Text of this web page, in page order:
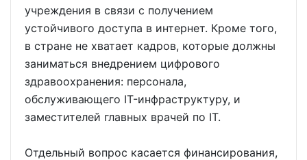
учреждения в связи с получением
устойчивого доступа в интернет. Кроме того,
в стране не хватает кадров, которые должны
заниматься внедрением цифрового
здравоохранения: персонала,
обслуживающего IT-инфраструктуру, и
заместителей главных врачей по IT.
Отдельный вопрос касается финансирования,